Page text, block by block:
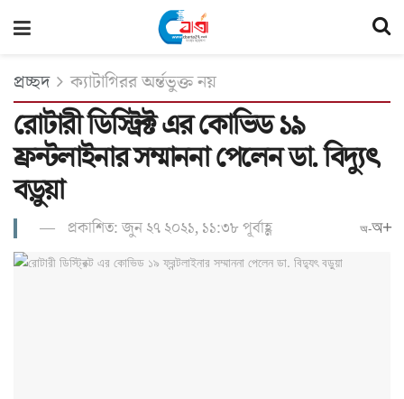
প্রচ্ছদ ক্যাটাগিরর অর্ন্তভুক্ত নয়
রোটারী ডিস্ট্রিক্ট এর কোভিড ১৯
ফ্রন্টলাইনার সম্মাননা পেলেন ডা. বিদ্যুৎ
বড়ুয়া
প্রকাশিত: জুন ২৭ ২০২১, ১১:৩৮ পূর্বাহ্ণ অ-অ+